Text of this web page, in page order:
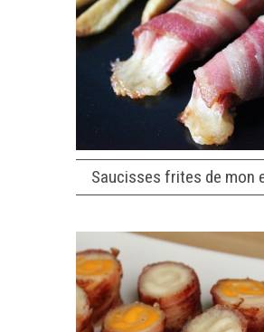
Saucisses frites de mon